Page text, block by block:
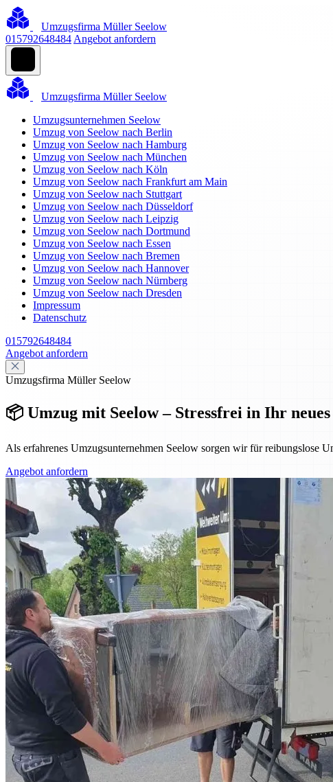
Umzugsfirma Müller Seelow
015792648484 Angebot anfordern
Umzugsfirma Müller Seelow
Umzugsunternehmen Seelow
Umzug von Seelow nach Berlin
Umzug von Seelow nach Hamburg
Umzug von Seelow nach München
Umzug von Seelow nach Köln
Umzug von Seelow nach Frankfurt am Main
Umzug von Seelow nach Stuttgart
Umzug von Seelow nach Düsseldorf
Umzug von Seelow nach Leipzig
Umzug von Seelow nach Dortmund
Umzug von Seelow nach Essen
Umzug von Seelow nach Bremen
Umzug von Seelow nach Hannover
Umzug von Seelow nach Nürnberg
Umzug von Seelow nach Dresden
Impressum
Datenschutz
015792648484
Angebot anfordern
Umzugsfirma Müller Seelow
📦 Umzug mit Seelow – Stressfrei in Ihr neues
Als erfahrenes Umzugsunternehmen Seelow sorgen wir für reibungslose
Angebot anfordern